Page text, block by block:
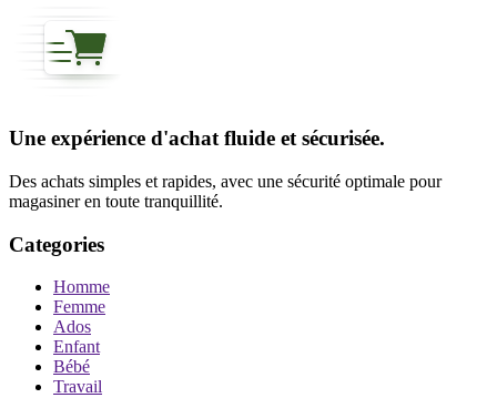
Une expérience d'achat fluide et sécurisée.
Des achats simples et rapides, avec une sécurité optimale pour
magasiner en toute tranquillité.
Categories
Homme
Femme
Ados
Enfant
Bébé
Travail